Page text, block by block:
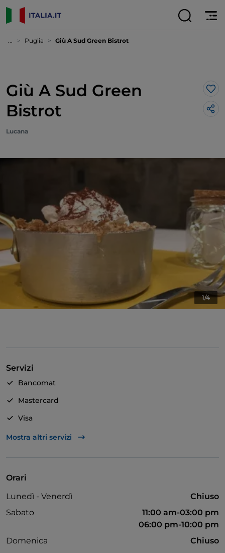
... Puglia Giù A Sud Green Bistrot
Giù A Sud Green
Bistrot
Lucana
1/4
Servizi
Bancomat
Mastercard
Visa
Accesso disabili
Mostra altri servizi
Orari
Lunedì - Venerdì
Chiuso
Sabato
11:00 am-03:00 pm
06:00 pm-10:00 pm
Domenica
Chiuso